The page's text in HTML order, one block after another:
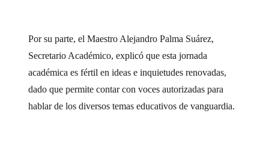
Por su parte, el Maestro Alejandro Palma Suárez,
Secretario Académico, explicó que esta jornada
académica es fértil en ideas e inquietudes renovadas,
dado que permite contar con voces autorizadas para
hablar de los diversos temas educativos de vanguardia.